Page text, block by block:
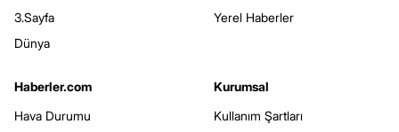
3.Sayfa
Dünya
Yerel Haberler
Haberler.com
Hava Durumu
Kurumsal
Kullanım Şartları